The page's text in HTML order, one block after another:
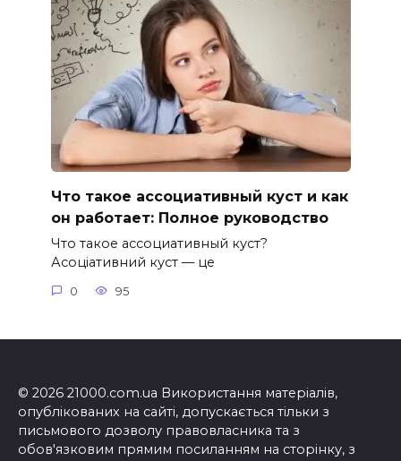
Что такое ассоциативный куст и как
он работает: Полное руководство
Что такое ассоциативный куст?
Асоціативний куст — це
0 95
© 2026 21000.com.ua Використання матеріалів,
опублікованих на сайті, допускається тільки з
письмового дозволу правовласника та з
обов'язковим прямим посиланням на сторінку, з